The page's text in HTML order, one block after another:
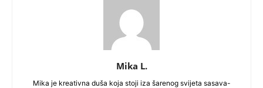
Mika L.
Mika je kreativna duša koja stoji iza šarenog svijeta sasava-